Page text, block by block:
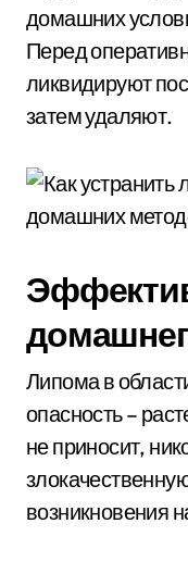
домашних
Перед
ликвидируют
затем удаляют.
Липома в
опасность –
не приносит,
возникновения